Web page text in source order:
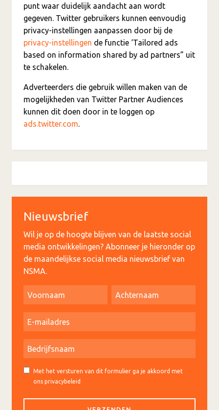
punt waar duidelijk aandacht aan wordt
gegeven. Twitter gebruikers kunnen eenvoudig
privacy-instellingen aanpassen door bij de
privacy-instellingen de functie ‘Tailored ads
based on information shared by ad partners” uit
te schakelen.
Adverteerders die gebruik willen maken van de
mogelijkheden van Twitter Partner Audiences
kunnen dit doen door in te loggen op
ads.twitter.com.
Nieuwsbrief
Wil je op de hoogte blijven van de laatste social
media ontwikkelingen? Abonneer je hieronder op
de maandelijkse social media nieuwsbrief van
NSMA.
Met het versturen van dit formulier ga je akkoord met
ons privacybeleid